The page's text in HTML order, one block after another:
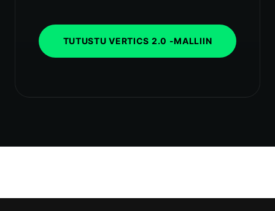
TUTUSTU VERTICS 2.0 -MALLIIN